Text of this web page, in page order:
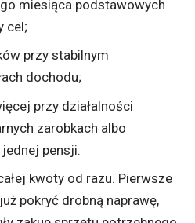
miesiąca podstawowych
cel;
przy stabilnym
dochodu;
przy działalności
zarobkach albo
pensji.
kwoty od razu. Pierwsze
pokryć drobną naprawę,